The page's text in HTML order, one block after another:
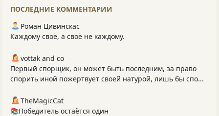
ПОСЛЕДНИЕ КОММЕНТАРИИ
Роман Цивинскас
Каждому своё, а своё не каждому.
vottak and co
Первый спорщик, он может быть последним, за право
спорить иной пожертвует своей натурой, лишь бы спо...
TheMagicCat
📚Победитель остаётся один